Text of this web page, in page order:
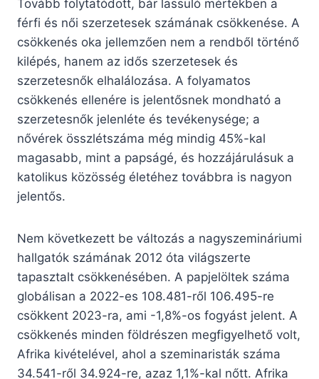
Tovább folytatódott, bár lassuló mértékben a
férfi és női szerzetesek számának csökkenése. A
csökkenés oka jellemzően nem a rendből történő
kilépés, hanem az idős szerzetesek és
szerzetesnők elhalálozása. A folyamatos
csökkenés ellenére is jelentősnek mondható a
szerzetesnők jelenléte és tevékenysége; a
nővérek összlétszáma még mindig 45%-kal
magasabb, mint a papságé, és hozzájárulásuk a
katolikus közösség életéhez továbbra is nagyon
jelentős.
Nem következett be változás a nagyszemináriumi
hallgatók számának 2012 óta világszerte
tapasztalt csökkenésében. A papjelöltek száma
globálisan a 2022-es 108.481-ről 106.495-re
csökkent 2023-ra, ami -1,8%-os fogyást jelent. A
csökkenés minden földrészen megfigyelhető volt,
Afrika kivételével, ahol a szeminaristák száma
34.541-ről 34.924-re, azaz 1,1%-kal nőtt. Afrika